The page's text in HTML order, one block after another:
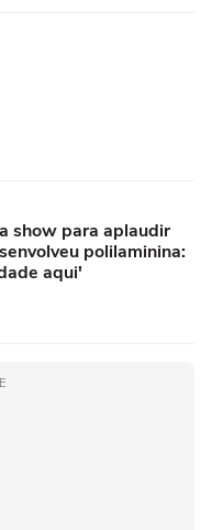
show para aplaudir
polilaminina:
aqui'